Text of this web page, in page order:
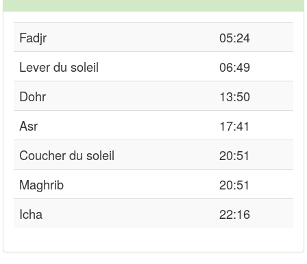
Fadjr
05:24
Lever du soleil
06:49
Dohr
13:50
Asr
17:41
Coucher du soleil
20:51
Maghrib
20:51
Icha
22:16